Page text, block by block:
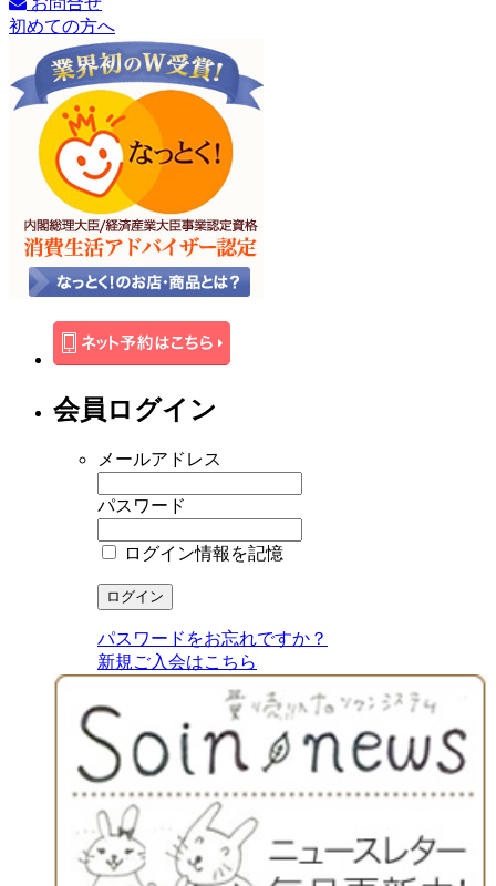
初めての方へ
会員ログイン
メールアドレス
パスワード
ログイン情報を記憶
パスワードをお忘れですか？
新規ご入会はこちら